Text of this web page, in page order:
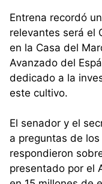
Entrena recordó
relevantes será el
en la Casa del
Avanzado del
dedicado a la
este cultivo.
El senador y el
a preguntas de
respondieron
presentado por el